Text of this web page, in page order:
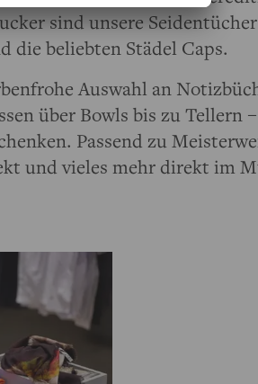
sind unsere
die beliebten Städel Caps.
Auswahl an
über Bowls bis zu Tellern
Passend zu
und vieles mehr direkt im